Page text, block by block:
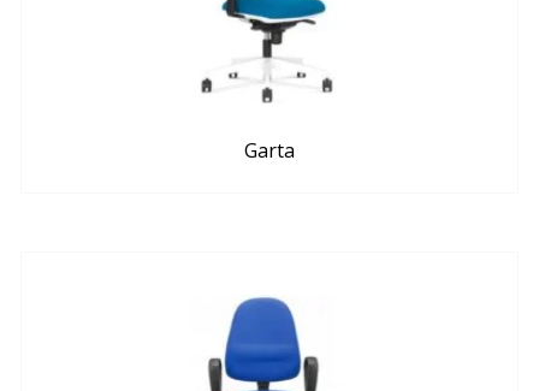
Garta